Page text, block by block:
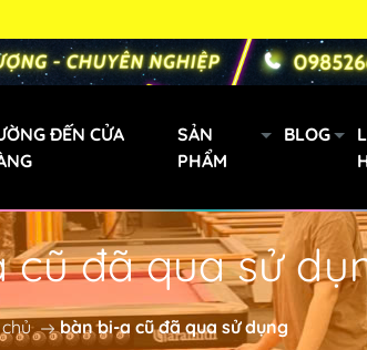
ĐẾN CỬA
SẢN
PHẨM
Gậy bi a xách tay
Cơ Bida Predator
BLOG
cũ đã qua sử
bàn bi-a cũ đã qua sử dụng